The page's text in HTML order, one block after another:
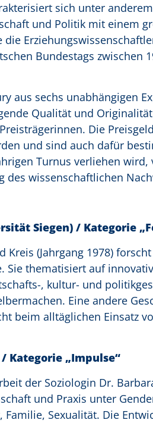
sich unter
und Politik mit einem
die
Bundestags zwischen
aus sechs unabhängigen
Qualität und
Die
und sind auch dafür
Turnus verliehen
des wissenschaftlichen
Siegen) / Kategorie
Kreis (Jahrgang 1978)
Sie thematisiert auf
, kultur- und
Eine andere
beim alltäglichen Einsatz
Kategorie „Impulse“
der Soziologin Dr.
und Praxis unter
Familie, Sexualität. Die